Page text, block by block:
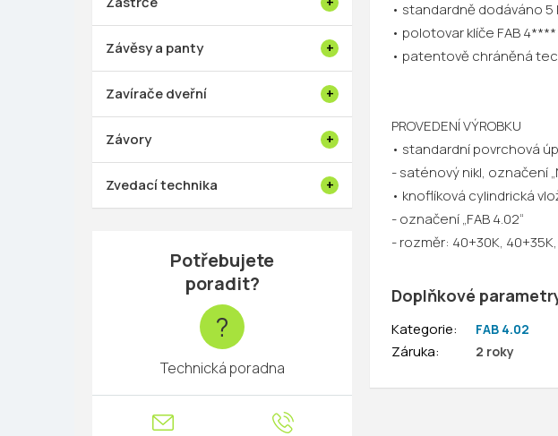
Závěsy a panty
Zavírače dveřní
Závory
Zvedací technika
Potřebujete
poradit?
?
Technická poradna
• standardně dodáváno 5
• polotovar klíče FAB 4****
• patentově chráněná
PROVEDENÍ VÝROBKU
• standardní povrchová
- saténový nikl, označení
• knoflíková cylindrická
- označení „FAB 4.02“
- rozměr: 40+30K,
Doplňkové
Kategorie: FAB 4.02
Záruka: 2 roky